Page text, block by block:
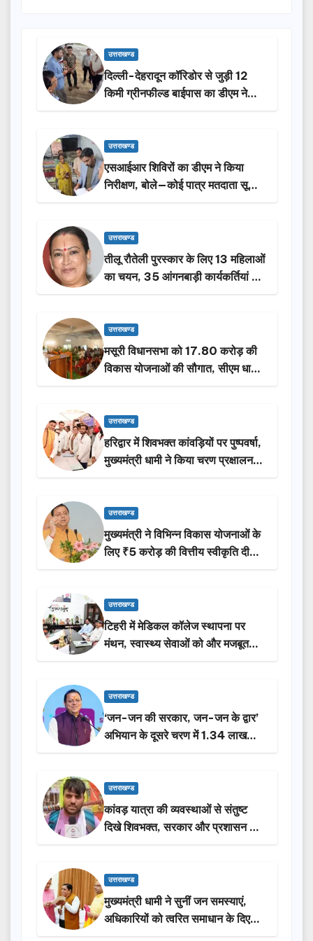
उत्तराखण्ड
दिल्ली-देहरादून कॉरिडोर से जुड़ी 12
किमी ग्रीनफील्ड बाईपास का डीएम ने
किया निरीक्षण…
उत्तराखण्ड
एसआईआर शिविरों का डीएम ने किया
निरीक्षण, बोले—कोई पात्र मतदाता सूची
से न छूटे…
उत्तराखण्ड
तीलू रौतेली पुरस्कार के लिए 13 महिलाओं
का चयन, 35 आंगनबाड़ी कार्यकर्तियां भी
होंगी सम्मानित…
उत्तराखण्ड
मसूरी विधानसभा को 17.80 करोड़ की
विकास योजनाओं की सौगात, सीएम धामी
ने किया लोकार्पण-शिलान्यास.
उत्तराखण्ड
हरिद्वार में शिवभक्त कांवड़ियों पर पुष्पवर्षा,
मुख्यमंत्री धामी ने किया चरण प्रक्षालन…
उत्तराखण्ड
मुख्यमंत्री ने विभिन्न विकास योजनाओं के
लिए ₹5 करोड़ की वित्तीय स्वीकृति दी…
उत्तराखण्ड
टिहरी में मेडिकल कॉलेज स्थापना पर
मंथन, स्वास्थ्य सेवाओं को और मजबूत
करेगी सरकार: मुख्यमंत्री धामी…
उत्तराखण्ड
‘जन-जन की सरकार, जन-जन के द्वार’
अभियान के दूसरे चरण में 1.34 लाख
लोगों की भागीदारी…
उत्तराखण्ड
कांवड़ यात्रा की व्यवस्थाओं से संतुष्ट
दिखे शिवभक्त, सरकार और प्रशासन की
सराहना…
उत्तराखण्ड
मुख्यमंत्री धामी ने सुनीं जन समस्याएं,
अधिकारियों को त्वरित समाधान के दिए
निर्देश